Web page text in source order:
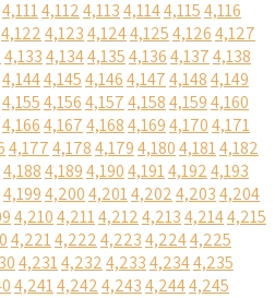
4,1114,1124,1134,1144,1154,116
4,1224,1234,1244,1254,1264,127
4,1334,1344,1354,1364,1374,138
4,1444,1454,1464,1474,1484,149
4,1554,1564,1574,1584,1594,160
4,1664,1674,1684,1694,1704,171
4,1774,1784,1794,1804,1814,182
4,1884,1894,1904,1914,1924,193
4,1994,2004,2014,2024,2034,204
4,2104,2114,2124,2134,2144,215
4,2214,2224,2234,2244,225
4,2314,2324,2334,2344,235
4,2414,2424,2434,2444,245